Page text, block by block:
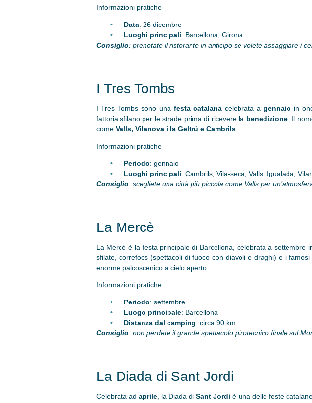
Informazioni pratiche
Data: 26 dicembre
Luoghi principali: Barcellona, Girona
Consiglio: prenotate il ristorante in anticipo se volete assaggiare i
I Tres Tombs
I Tres Tombs sono unafesta catalana celebrata a gennaio in
fattoria sfilano per le strade prima di ricevere la benedizione. Il
come Valls, Vilanova i la Geltrú e Cambrils.
Informazioni pratiche
Periodo: gennaio
Luoghi principali: Cambrils, Vila-seca, Valls, Igualada,
Consiglio: scegliete una città più piccola come Valls per
La Mercè
La Mercè è la festa principale di Barcellona, celebrata a settembre
sfilate, correfocs (spettacoli di fuoco con diavoli e draghi) e i
enorme palcoscenico a cielo aperto.
Informazioni pratiche
Periodo: settembre
Luogo principale: Barcellona
Distanza dal camping: circa 90 km
Consiglio: non perdete il grande spettacolo pirotecnico finale sul
La Diada di Sant Jordi
Celebrata ad aprile, la Diada diSant Jordiè una delle feste